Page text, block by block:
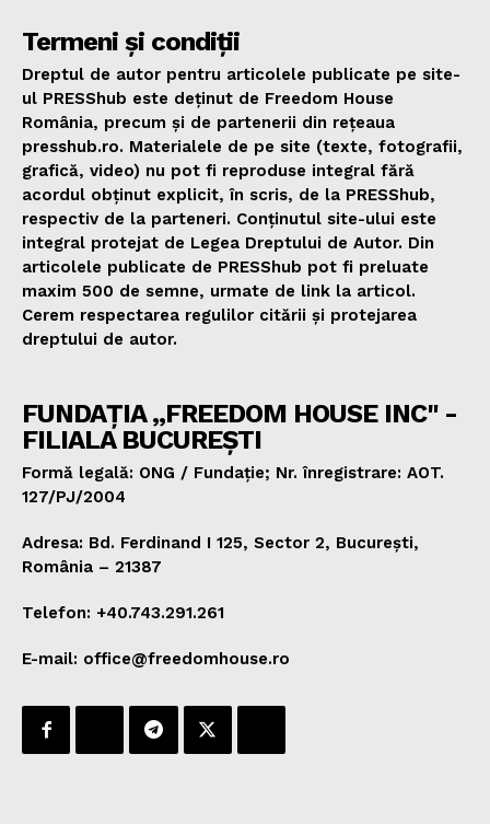
Termeni și condiții
Dreptul de autor pentru articolele publicate pe site-
ul PRESShub este deținut de Freedom House
România, precum și de partenerii din rețeaua
presshub.ro. Materialele de pe site (texte, fotografii,
grafică, video) nu pot fi reproduse integral fără
acordul obținut explicit, în scris, de la PRESShub,
respectiv de la parteneri. Conținutul site-ului este
integral protejat de Legea Dreptului de Autor. Din
articolele publicate de PRESShub pot fi preluate
maxim 500 de semne, urmate de link la articol.
Cerem respectarea regulilor citării și protejarea
dreptului de autor.
FUNDAȚIA „FREEDOM HOUSE INC" -
FILIALA BUCUREȘTI
Formă legală: ONG / Fundație; Nr. înregistrare: AOT.
127/PJ/2004
Adresa: Bd. Ferdinand I 125, Sector 2, București,
România – 21387
Telefon: +40.743.291.261
E-mail: office@freedomhouse.ro